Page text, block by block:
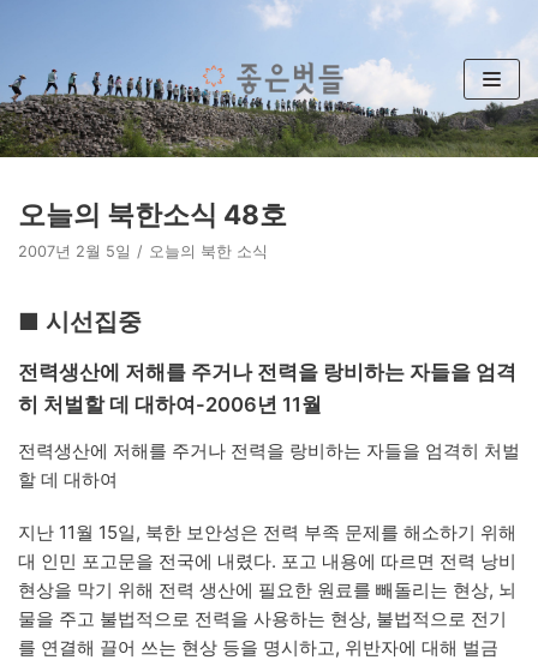
츠
로
건
뛰
기
오늘의 북한소식 48호
2007년 2월 5일 오늘의 북한 소식
■ 시선집중
전력생산에 저해를 주거나 전력을 랑비하는 자들을 엄격
히 처벌할 데 대하여-2006년 11월
전력생산에 저해를 주거나 전력을 랑비하는 자들을 엄격히 처벌
할 데 대하여
지난 11월 15일, 북한 보안성은 전력 부족 문제를 해소하기 위해
대 인민 포고문을 전국에 내렸다. 포고 내용에 따르면 전력 낭비
현상을 막기 위해 전력 생산에 필요한 원료를 빼돌리는 현상, 뇌
물을 주고 불법적으로 전력을 사용하는 현상, 불법적으로 전기
를 연결해 끌어 쓰는 현상 등을 명시하고, 위반자에 대해 벌금